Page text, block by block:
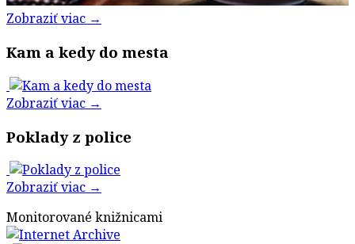
Zobraziť viac →
Kam a kedy do mesta
Zobraziť viac →
Poklady z police
Zobraziť viac →
Monitorované knižnicami